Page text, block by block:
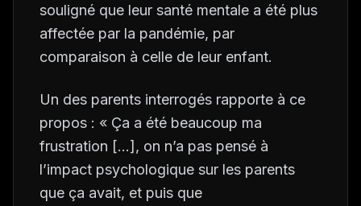
souligné que leur santé mentale a été plus
affectée par la pandémie, par
comparaison à celle de leur enfant.
Un des parents interrogés rapporte à ce
propos : « Ça a été beaucoup ma
frustration […], on n’a pas pensé à
l’impact psychologique sur les parents
que ça avait, et puis que